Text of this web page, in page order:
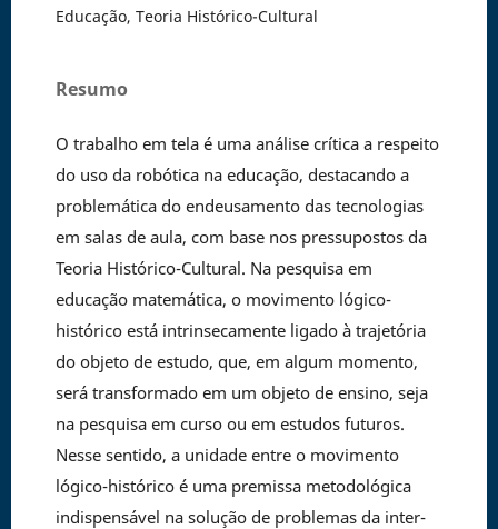
Educação, Teoria Histórico-Cultural
Resumo
O trabalho em tela é uma análise crítica a respeito
do uso da robótica na educação, destacando a
problemática do endeusamento das tecnologias
em salas de aula, com base nos pressupostos da
Teoria Histórico-Cultural. Na pesquisa em
educação matemática, o movimento lógico-
histórico está intrinsecamente ligado à trajetória
do objeto de estudo, que, em algum momento,
será transformado em um objeto de ensino, seja
na pesquisa em curso ou em estudos futuros.
Nesse sentido, a unidade entre o movimento
lógico-histórico é uma premissa metodológica
indispensável na solução de problemas da inter-